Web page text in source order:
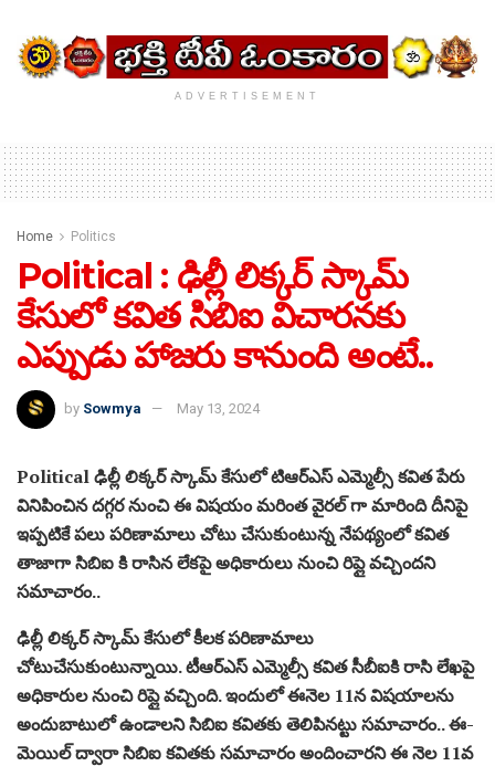
ADVERTISEMENT
Home Politics
Political : ఢిల్లీ లిక్కర్ స్కామ్
కేసులో కవిత సిబిఐ విచారనకు
ఎప్పుడు హాజరు కానుంది అంటే..
by Sowmya May 13, 2024
Political ఢిల్లీ లిక్కర్ స్కామ్ కేసులో టిఆర్ఎస్ ఎమ్మెల్సీ కవిత పేరు
వినిపించిన దగ్గర నుంచి ఈ విషయం మరింత వైరల్ గా మారింది దీనిపై
ఇప్పటికే పలు పరిణామాలు చోటు చేసుకుంటున్న నేపథ్యంలో కవిత
తాజాగా సిబిఐ కి రాసిన లేకపై అధికారులు నుంచి రిప్లై వచ్చిందని
సమాచారం..
ఢిల్లీ లిక్కర్ స్కామ్ కేసులో కీలక పరిణామాలు
చోటుచేసుకుంటున్నాయి. టీఆర్‌ఎస్‌ ఎమ్మెల్సీ కవిత సీబీఐకి రాసి లేఖపై
అధికారుల నుంచి రిప్లై వచ్చింది. ఇందులో ఈనెల 11న విషయాలను
అందుబాటులో ఉండాలని సిబిఐ కవితకు తెలిపినట్టు సమాచారం.. ఈ-
మెయిల్ ద్వారా సిబిఐ కవితకు సమాచారం అందించారని ఈ నెల 11వ